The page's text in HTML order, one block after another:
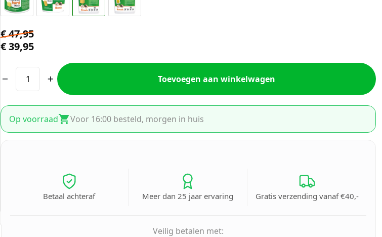
€47,95
€39,95
Toevoegen aan winkelwagen
Op voorraad Voor 16:00 besteld, morgen in huis
Betaal achteraf Meer dan 25 jaar ervaring Gratis verzending vanaf €40,-
Veilig betalen met: